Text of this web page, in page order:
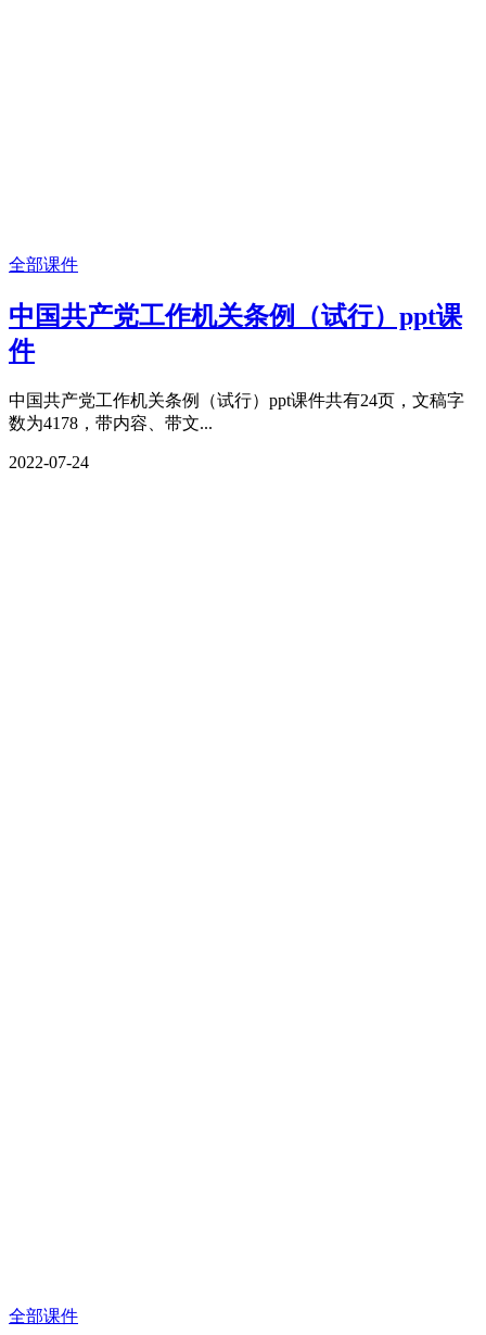
全部课件
中国共产党工作机关条例（试行）ppt课
件
中国共产党工作机关条例（试行）ppt课件共有24页，文稿字
数为4178，带内容、带文...
2022-07-24
全部课件